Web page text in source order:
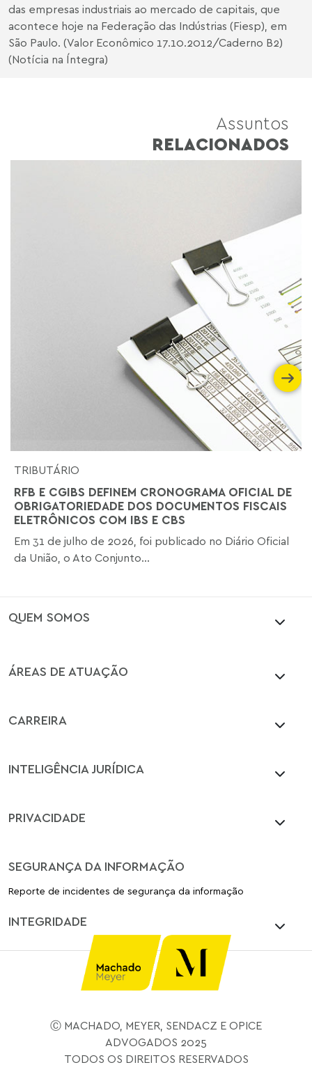
das empresas industriais ao mercado de capitais, que
acontece hoje na Federação das Indústrias (Fiesp), em
São Paulo. (Valor Econômico 17.10.2012/Caderno B2)
(Notícia na Íntegra)
Assuntos
RELACIONADOS
TRIBUTÁRIO
RFB E CGIBS DEFINEM CRONOGRAMA OFICIAL DE
OBRIGATORIEDADE DOS DOCUMENTOS FISCAIS
ELETRÔNICOS COM IBS E CBS
Em 31 de julho de 2026, foi publicado no Diário Oficial
da União, o Ato Conjunto...
QUEM SOMOS
ÁREAS DE ATUAÇÃO
CARREIRA
INTELIGÊNCIA JURÍDICA
PRIVACIDADE
SEGURANÇA DA INFORMAÇÃO
Reporte de incidentes de segurança da informação
INTEGRIDADE
Ⓒ MACHADO, MEYER, SENDACZ E OPICE
ADVOGADOS 2025
TODOS OS DIREITOS RESERVADOS